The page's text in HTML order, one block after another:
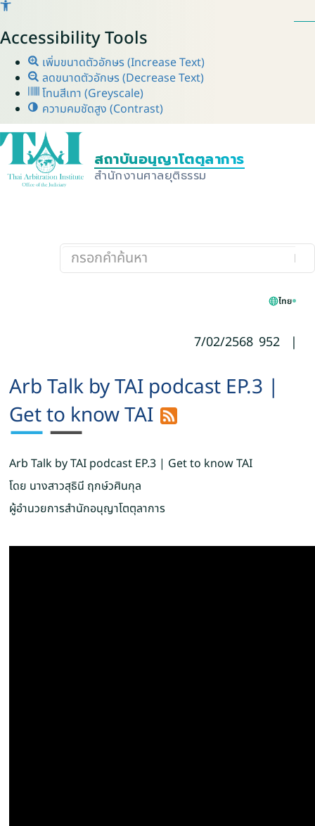
Accessibility Tools
เพิ่มขนาดตัวอักษร (Increase Text)
ลดขนาดตัวอักษร (Decrease Text)
โทนสีเทา (Greyscale)
ความคมชัดสูง (Contrast)
ไทย
Arb Talk by TAI podcast EP.3 |
Get to know TAI
7/02/2568 952 |
Arb Talk by TAI podcast EP.3 | Get to know TAI
โดย นางสาวสุธินี ฤกษ์วศินกุล
ผู้อำนวยการสำนักอนุญาโตตุลาการ